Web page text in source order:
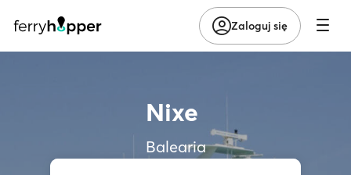
Zaloguj się
Nixe
Balearia